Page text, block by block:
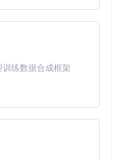
练数据合成框架